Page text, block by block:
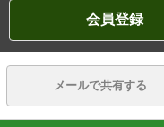
会員登録
メールで共有する